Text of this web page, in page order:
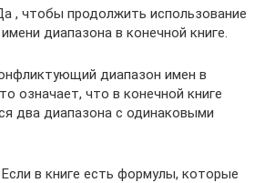
, чтобы продолжить использование
диапазона в конечной книге.
диапазон имен в
означает, что в конечной книге
два диапазона с одинаковыми
в книге есть формулы, которые